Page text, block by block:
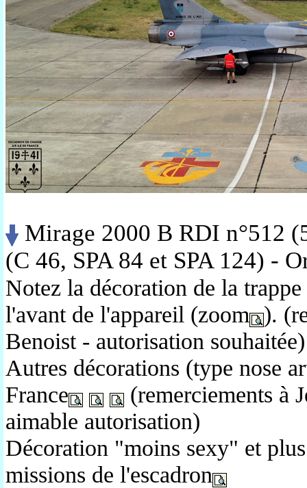
Mirage 2000 B RDI n°512
(C 46, SPA 84 et SPA 124) -
Notez la décoration de la
l'avant de l'appareil (zoom
).
Benoist - autorisation souhaitée)
Autres décorations (type nose
France
(remerciements à
aimable autorisation)
Décoration "moins sexy" et
missions de l'escadron